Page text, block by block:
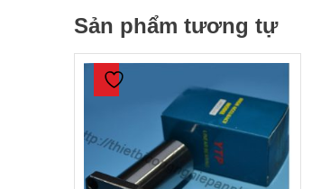
Sản phẩm tương tự